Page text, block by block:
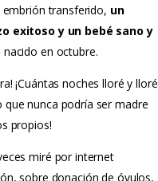
embrión transferido, un
exitoso y un bebé sano y
nacido en octubre.
¡Cuántas noches lloré y lloré
que nunca podría ser madre
propios!
miré por internet
sobre donación de óvulos,